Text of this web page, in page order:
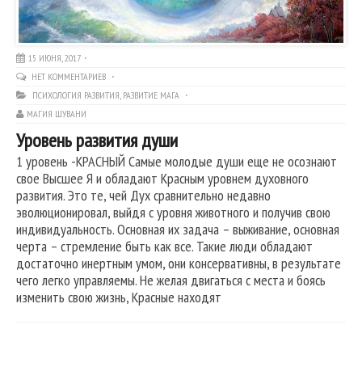
15 ИЮНЯ, 2017
НЕТ КОММЕНТАРИЕВ
ПСИХОЛОГИЯ РАЗВИТИЯ, РАЗВИТИЕ МАГА
МАГИЯ ШУВАНИ
Уровень развития души
1 уровень -КРАСНЫЙ Самые молодые души еще не осознают
свое Высшее Я и обладают Красным уровнем духовного
развития. Это те, чей Дух сравнительно недавно
эволюционировал, выйдя с уровня животного и получив свою
индивидуальность. Основная их задача – выживание, основная
черта – стремление быть как все. Такие люди обладают
достаточно инертным умом, они консервативны, в результате
чего легко управляемы. Не желая двигаться с места и боясь
изменить свою жизнь, Красные находят